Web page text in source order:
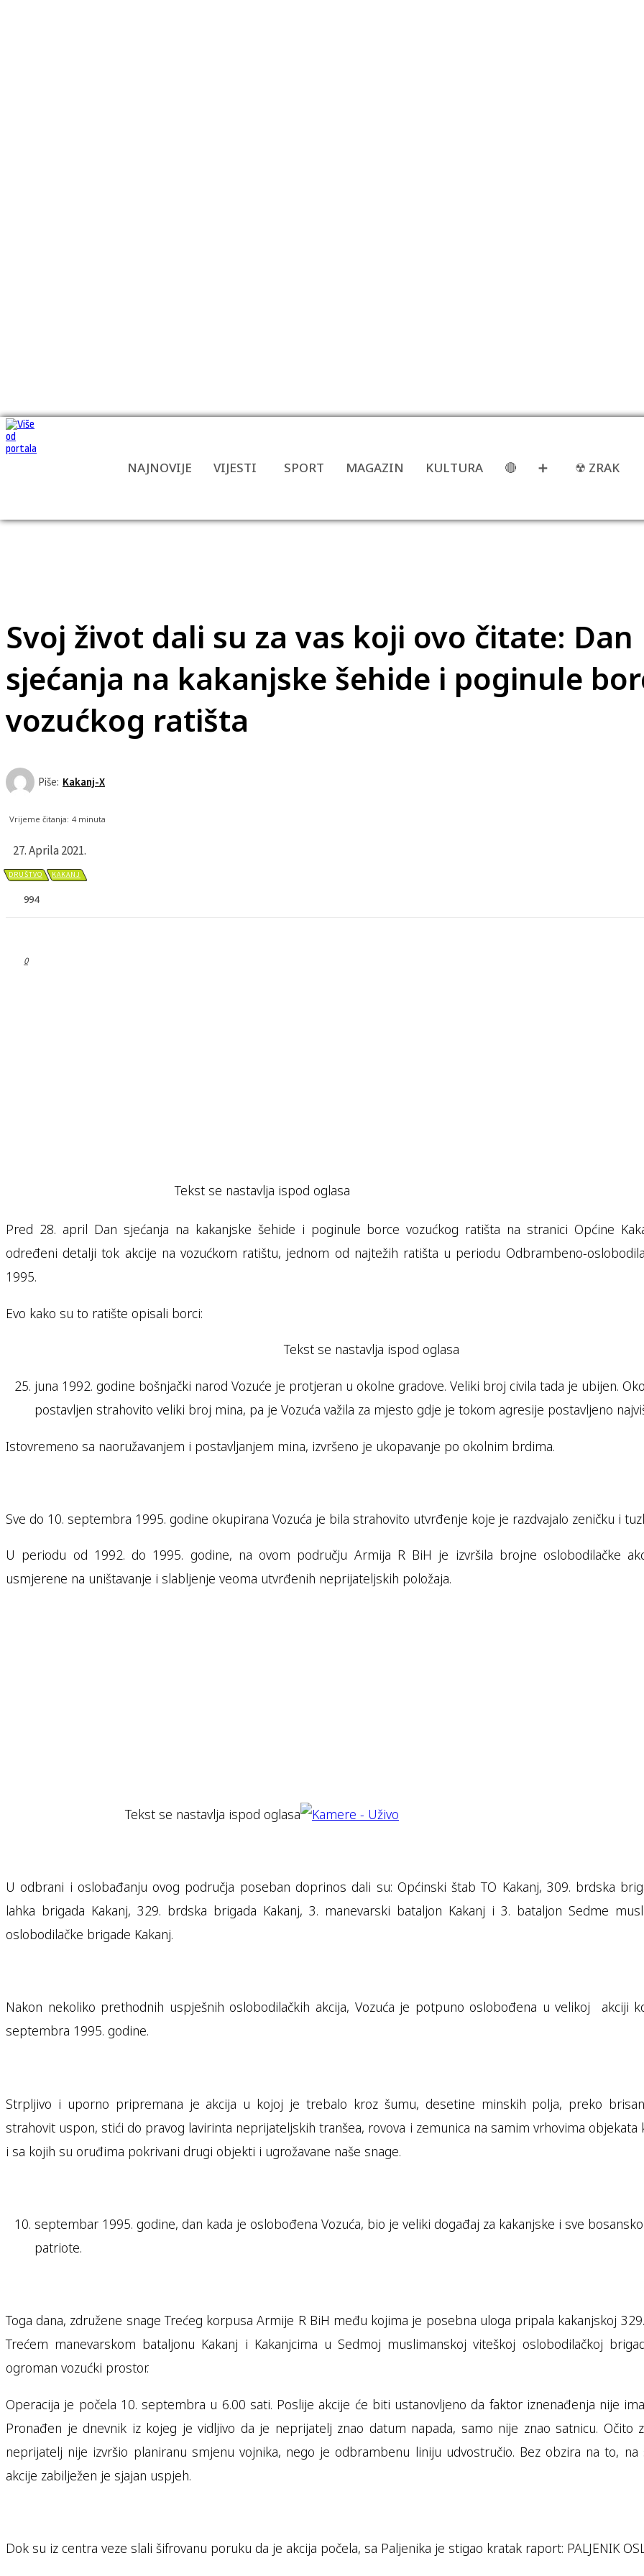
NAJNOVIJE VIJESTI SPORT MAGAZIN KULTURA 🔴 ➕ ☢ ZRAK
Svoj život dali su za vas koji ovo čitate: Dan
sjećanja na kakanjske šehide i poginule
vozućkog ratišta
Piše: Kakanj-X
Vrijeme čitanja: 4 minuta
27. Aprila 2021.
DRUŠTVO KAKANJ
994
0
Tekst se nastavlja ispod oglasa
Pred 28. april Dan sjećanja na kakanjske šehide i poginule borce vozućkog ratišta na stranici Općine
određeni detalji tok akcije na vozućkom ratištu, jednom od najtežih ratišta u periodu Odbrambeno-
1995.
Evo kako su to ratište opisali borci:
Tekst se nastavlja ispod oglasa
juna 1992. godine bošnjački narod Vozuće je protjeran u okolne gradove. Veliki broj civila tada je ubijen.
postavljen strahovito veliki broj mina, pa je Vozuća važila za mjesto gdje je tokom agresije postavljeno
Istovremeno sa naoružavanjem i postavljanjem mina, izvršeno je ukopavanje po okolnim brdima.
Sve do 10. septembra 1995. godine okupirana Vozuća je bila strahovito utvrđenje koje je razdvajalo zeničku i
U periodu od 1992. do 1995. godine, na ovom području Armija R BiH je izvršila brojne oslobodilačke
usmjerene na uništavanje i slabljenje veoma utvrđenih neprijateljskih položaja.
Tekst se nastavlja ispod oglasa
U odbrani i oslobađanju ovog područja poseban doprinos dali su: Općinski štab TO Kakanj, 309. brdska
lahka brigada Kakanj, 329. brdska brigada Kakanj, 3. manevarski bataljon Kakanj i 3. bataljon Sedme
oslobodilačke brigade Kakanj.
Nakon nekoliko prethodnih uspješnih oslobodilačkih akcija, Vozuća je potpuno oslobođena u velikoj akciji
septembra 1995. godine.
Strpljivo i uporno pripremana je akcija u kojoj je trebalo kroz šumu, desetine minskih polja, preko
strahovit uspon, stići do pravog lavirinta neprijateljskih tranšea, rovova i zemunica na samim vrhovima objekata
i sa kojih su oruđima pokrivani drugi objekti i ugrožavane naše snage.
septembar 1995. godine, dan kada je oslobođena Vozuća, bio je veliki događaj za kakanjske i sve
patriote.
Toga dana, združene snage Trećeg korpusa Armije R BiH među kojima je posebna uloga pripala kakanjskoj
Trećem manevarskom bataljonu Kakanj i Kakanjcima u Sedmoj muslimanskoj viteškoj oslobodilačkoj
ogroman vozućki prostor.
Operacija je počela 10. septembra u 6.00 sati. Poslije akcije će biti ustanovljeno da faktor iznenađenja nije
Pronađen je dnevnik iz kojeg je vidljivo da je neprijatelj znao datum napada, samo nije znao satnicu. Očito
neprijatelj nije izvršio planiranu smjenu vojnika, nego je odbrambenu liniju udvostručio. Bez obzira na to,
akcije zabilježen je sjajan uspjeh.
Dok su iz centra veze slali šifrovanu poruku da je akcija počela, sa Paljenika je stigao kratak raport: PALJENIK